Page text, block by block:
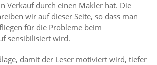
Verkauf durch einen Makler hat. Die
wir auf dieser Seite, so dass man
für die Probleme beim
sensibilisiert wird.
damit der Leser motiviert wird, tiefer